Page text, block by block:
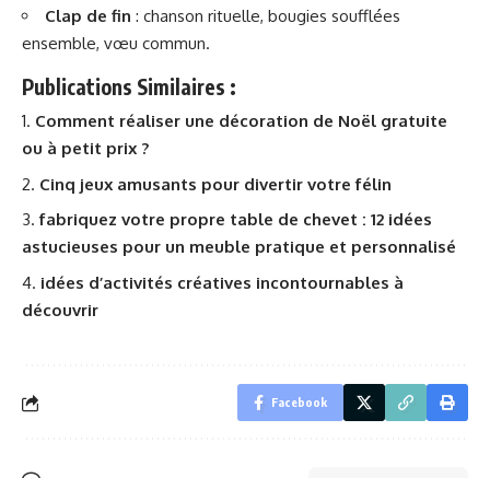
Clap de fin : chanson rituelle, bougies soufflées
ensemble, vœu commun.
Publications Similaires :
Comment réaliser une décoration de Noël gratuite
ou à petit prix ?
Cinq jeux amusants pour divertir votre félin
fabriquez votre propre table de chevet : 12 idées
astucieuses pour un meuble pratique et personnalisé
idées d’activités créatives incontournables à
découvrir
Facebook